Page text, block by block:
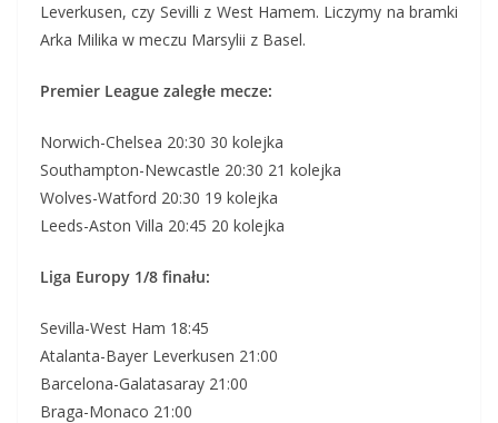
Leverkusen, czy Sevilli z West Hamem. Liczymy na bramki
Arka Milika w meczu Marsylii z Basel.
Premier League zaległe mecze:
Norwich-Chelsea 20:30 30 kolejka
Southampton-Newcastle 20:30 21 kolejka
Wolves-Watford 20:30 19 kolejka
Leeds-Aston Villa 20:45 20 kolejka
Liga Europy 1/8 finału:
Sevilla-West Ham 18:45
Atalanta-Bayer Leverkusen 21:00
Barcelona-Galatasaray 21:00
Braga-Monaco 21:00